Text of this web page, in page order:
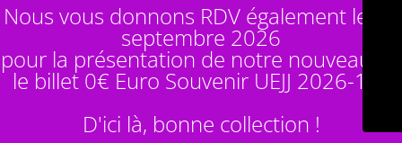
Nous vous donnons RDV également le 14
septembre 2026
pour la présentation de notre nouveauté :
le billet 0€ Euro Souvenir UEJJ 2026-10
D'ici là, bonne collection !